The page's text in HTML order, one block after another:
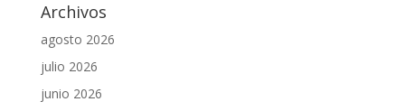
Archivos
agosto 2026
julio 2026
junio 2026